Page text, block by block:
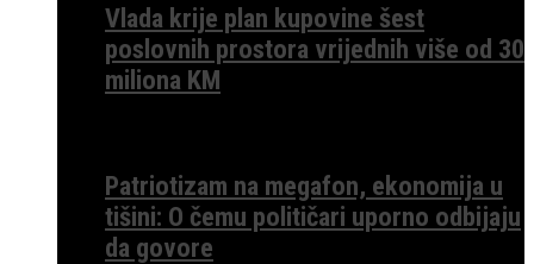
Vlada krije plan kupovine šest
poslovnih prostora vrijednih više od 30
miliona KM
Patriotizam na megafon, ekonomija u
tišini: O čemu političari uporno odbijaju
da govore